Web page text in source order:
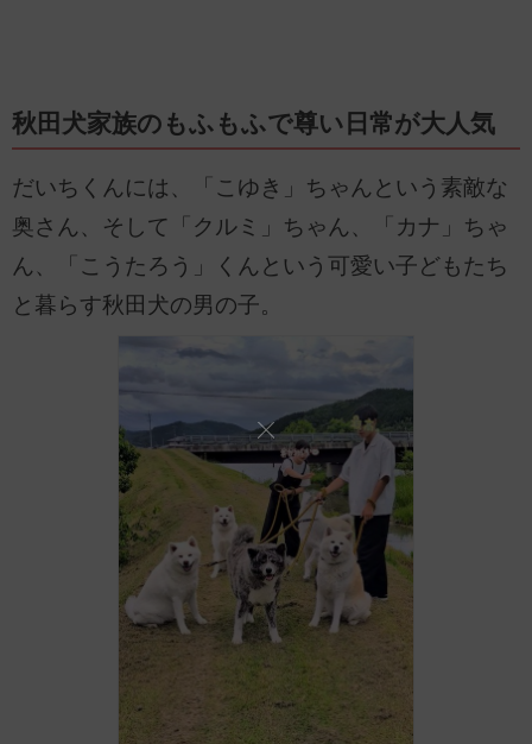
秋田犬家族のもふもふで尊い日常が大人気
だいちくんには、「こゆき」ちゃんという素敵な
奥さん、そして「クルミ」ちゃん、「カナ」ちゃ
ん、「こうたろう」くんという可愛い子どもたち
と暮らす秋田犬の男の子。